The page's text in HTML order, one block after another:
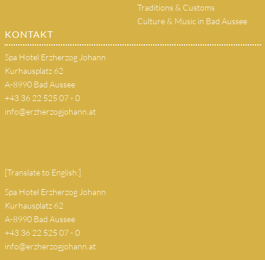
Traditions & Customs
Culture & Music in Bad Aussee
KONTAKT
Spa Hotel Erzherzog Johann
Kurhausplatz 62
A-8990 Bad Aussee
+43 36 22 525 07 - 0
info@erzherzogjohann.at
[Translate to English:]
Spa Hotel Erzherzog Johann
Kurhausplatz 62
A-8990 Bad Aussee
+43 36 22 525 07 - 0
info@erzherzogjohann.at